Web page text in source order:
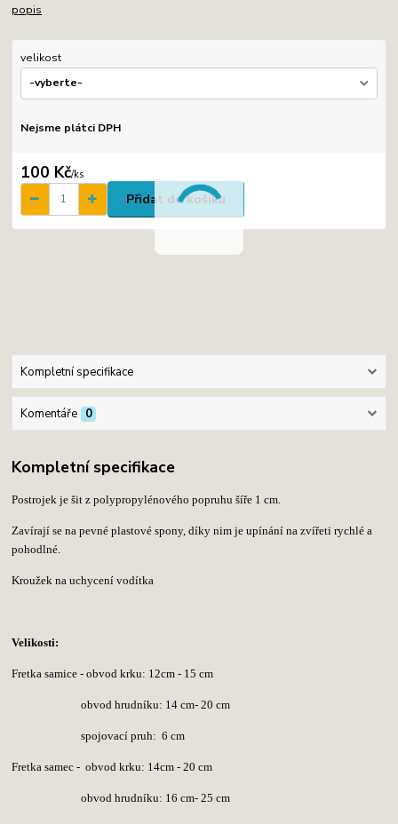
popis
velikost
Nejsme plátci DPH
100 Kč/ks
Přidat do košíku
Kompletní specifikace
Komentáře 0
Kompletní specifikace
Postrojek je šit z polypropylénového popruhu šíře 1 cm.
Zavírají se na pevné plastové spony, díky nim je upínání na zvířeti rychlé a
pohodlné.
Kroužek na uchycení vodítka
Velikosti:
Fretka samice - obvod krku: 12cm - 15 cm
obvod hrudníku: 14 cm- 20 cm
spojovací pruh: 6 cm
Fretka samec -obvod krku: 14cm - 20 cm
obvod hrudníku: 16 cm- 25 cm